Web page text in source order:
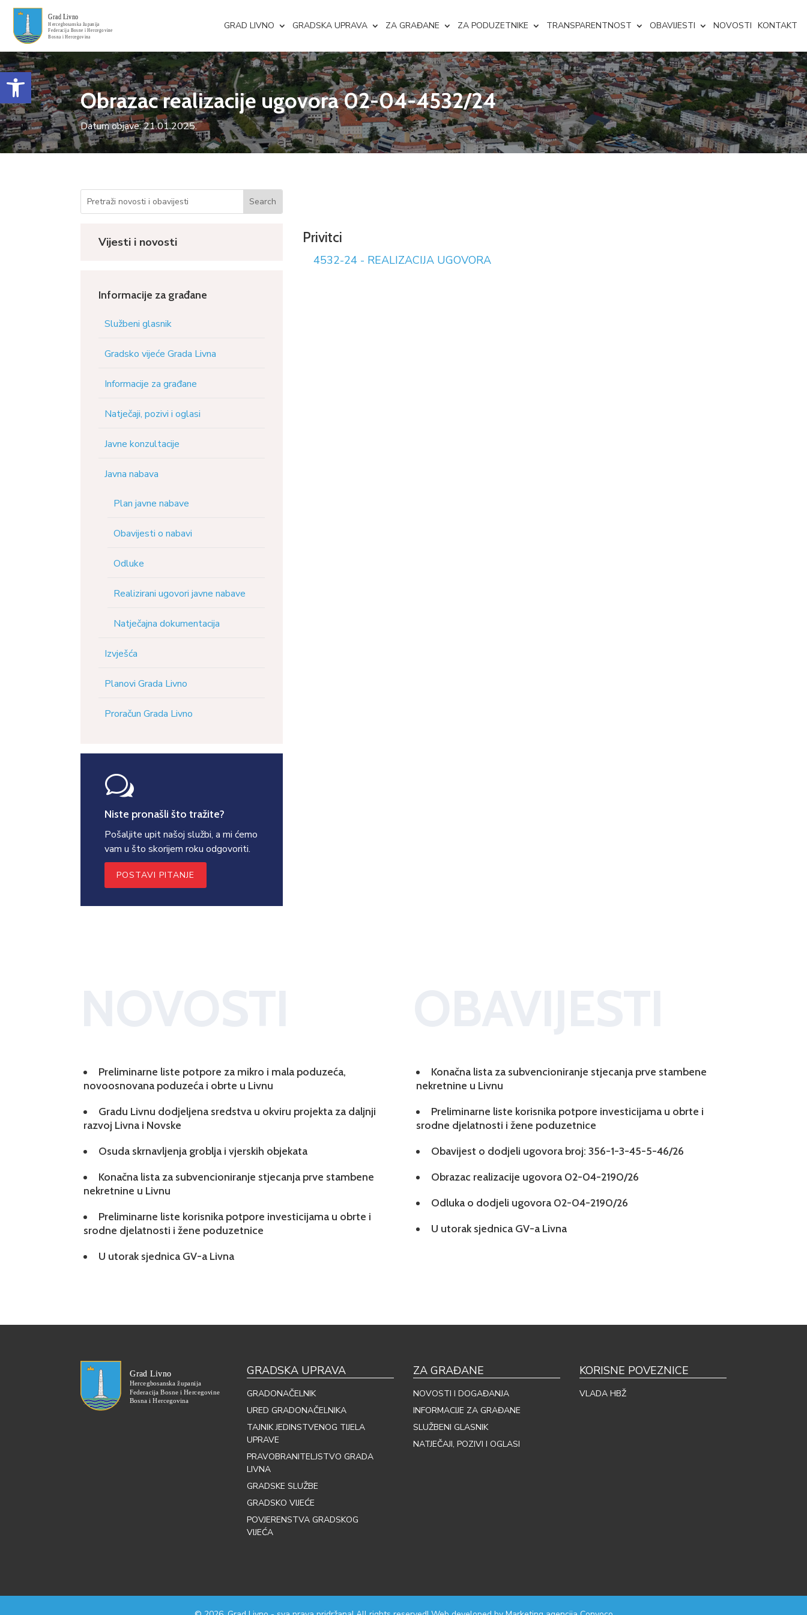
Open toolbar
GRAD LIVNO GRADSKA UPRAVA ZA GRAĐANE ZA PODUZETNIKE TRANSPARENTNOST OBAVIJESTI NOVOSTI KONTAKT
Obrazac realizacije ugovora 02-04-4532/24
Datum objave: 21.01.2025.
Vijesti i novosti
Informacije za građane
Službeni glasnik
Gradsko vijeće Grada Livna
Informacije za građane
Natječaji, pozivi i oglasi
Javne konzultacije
Javna nabava
Plan javne nabave
Obavijesti o nabavi
Odluke
Realizirani ugovori javne nabave
Natječajna dokumentacija
Izvješća
Planovi Grada Livno
Proračun Grada Livno
w
Niste pronašli što tražite?
Pošaljite upit našoj službi, a mi ćemo
vam u što skorijem roku odgovoriti.
POSTAVI PITANJE
Privitci
4532-24 - REALIZACIJA UGOVORA
Preliminarne liste potpore za mikro i mala poduzeća,
novoosnovana poduzeća i obrte u Livnu
Gradu Livnu dodjeljena sredstva u okviru projekta za daljnji
razvoj Livna i Novske
Osuda skrnavljenja groblja i vjerskih objekata
Konačna lista za subvencioniranje stjecanja prve stambene
nekretnine u Livnu
Preliminarne liste korisnika potpore investicijama u obrte i
srodne djelatnosti i žene poduzetnice
U utorak sjednica GV-a Livna
Konačna lista za subvencioniranje stjecanja prve stambene
nekretnine u Livnu
Preliminarne liste korisnika potpore investicijama u obrte i
srodne djelatnosti i žene poduzetnice
Obavijest o dodjeli ugovora broj: 356-1-3-45-5-46/26
Obrazac realizacije ugovora 02-04-2190/26
Odluka o dodjeli ugovora 02-04-2190/26
U utorak sjednica GV-a Livna
GRADSKA UPRAVA
GRADONAČELNIK
URED GRADONAČELNIKA
TAJNIK JEDINSTVENOG TIJELA
UPRAVE
PRAVOBRANITELJSTVO GRADA
LIVNA
GRADSKE SLUŽBE
GRADSKO VIJEĆE
POVJERENSTVA GRADSKOG
VIJEĆA
ZA GRAĐANE
NOVOSTI I DOGAĐANJA
INFORMACIJE ZA GRAĐANE
SLUŽBENI GLASNIK
NATJEČAJI, POZIVI I OGLASI
KORISNE POVEZNICE
VLADA HBŽ